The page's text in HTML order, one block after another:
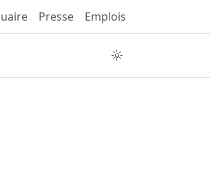
Presse Emplois